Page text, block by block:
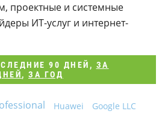
проектные и системные
ИТ-услуг и интернет-
90 ДНЕЙ , ЗА
, ЗА ГОД
Huawei Google LLC